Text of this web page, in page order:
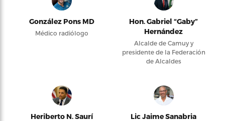
González Pons MD
Médico radiólogo
Hon. Gabriel “Gaby”
Hernández
Alcalde de Camuy y
presidente de la Federación
de Alcaldes
Heriberto N. Saurí Lic Jaime Sanabria